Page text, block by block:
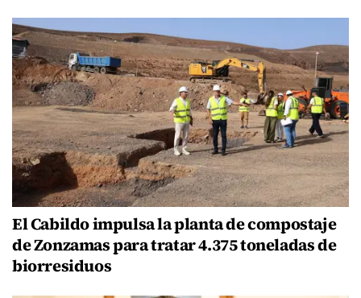
El Cabildo impulsa la planta de compostaje
de Zonzamas para tratar 4.375 toneladas de
biorresiduos